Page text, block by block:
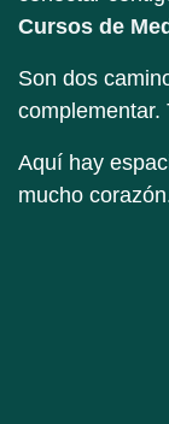
Meditación
Son dos
complementar.
Aquí hay
mucho corazón.